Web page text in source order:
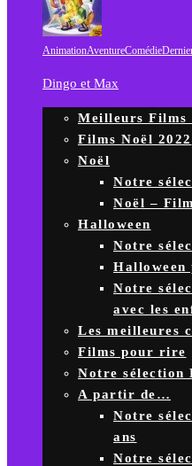
AnimationAventureComédie
Dingo et Max
Meilleurs Films
Films Noël 2022
Noël
Notre
Noël –
Halloween
Notre
Halloween
Notre
avec les
Les meilleures
Films pour rire
Notre sélection
A partir de…
Notre
ans
Notre